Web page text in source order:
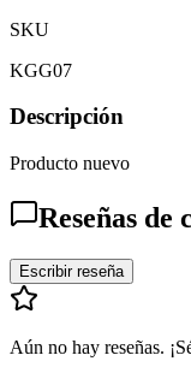
SKU
KGG07
Descripción
Producto nuevo
Reseñas de
Escribir reseña
Aún no hay reseñas.